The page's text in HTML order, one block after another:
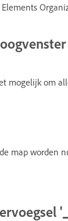
om
map worden